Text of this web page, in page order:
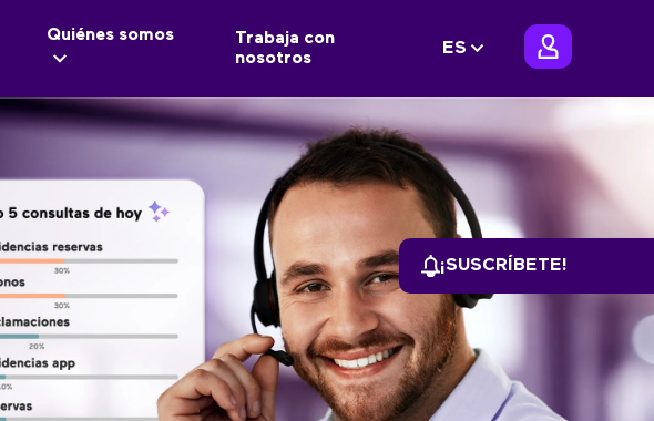
Quiénes somos
Trabaja con
nosotros
ES
¡SUSCRÍBETE!